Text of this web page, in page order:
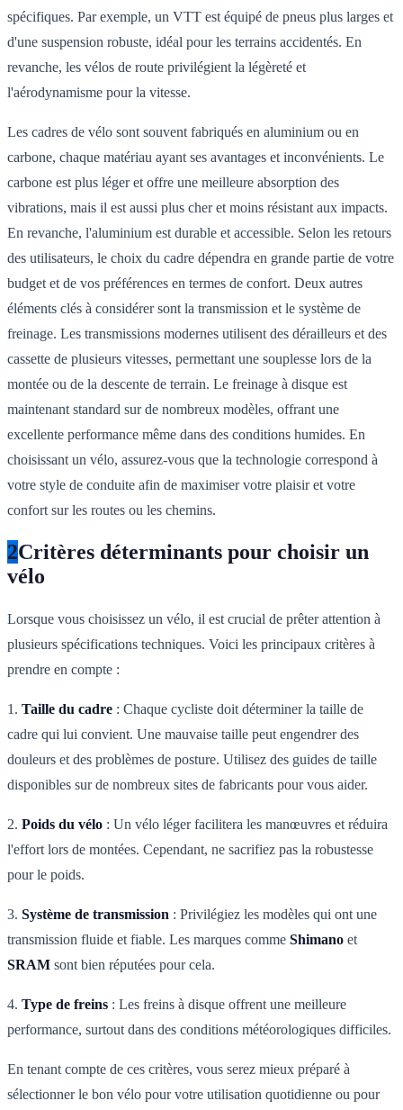
spécifiques. Par exemple, un VTT est équipé de pneus plus larges et
d'une suspension robuste, idéal pour les terrains accidentés. En
revanche, les vélos de route privilégient la légèreté et
l'aérodynamisme pour la vitesse.
Les cadres de vélo sont souvent fabriqués en aluminium ou en
carbone, chaque matériau ayant ses avantages et inconvénients. Le
carbone est plus léger et offre une meilleure absorption des
vibrations, mais il est aussi plus cher et moins résistant aux impacts.
En revanche, l'aluminium est durable et accessible. Selon les retours
des utilisateurs, le choix du cadre dépendra en grande partie de votre
budget et de vos préférences en termes de confort. Deux autres
éléments clés à considérer sont la transmission et le système de
freinage. Les transmissions modernes utilisent des dérailleurs et des
cassette de plusieurs vitesses, permettant une souplesse lors de la
montée ou de la descente de terrain. Le freinage à disque est
maintenant standard sur de nombreux modèles, offrant une
excellente performance même dans des conditions humides. En
choisissant un vélo, assurez-vous que la technologie correspond à
votre style de conduite afin de maximiser votre plaisir et votre
confort sur les routes ou les chemins.
2Critères déterminants pour choisir un
vélo
Lorsque vous choisissez un vélo, il est crucial de prêter attention à
plusieurs spécifications techniques. Voici les principaux critères à
prendre en compte :
1. Taille du cadre : Chaque cycliste doit déterminer la taille de
cadre qui lui convient. Une mauvaise taille peut engendrer des
douleurs et des problèmes de posture. Utilisez des guides de taille
disponibles sur de nombreux sites de fabricants pour vous aider.
2. Poids du vélo : Un vélo léger facilitera les manœuvres et réduira
l'effort lors de montées. Cependant, ne sacrifiez pas la robustesse
pour le poids.
3. Système de transmission : Privilégiez les modèles qui ont une
transmission fluide et fiable. Les marques comme Shimano et
SRAM sont bien réputées pour cela.
4. Type de freins : Les freins à disque offrent une meilleure
performance, surtout dans des conditions météorologiques difficiles.
En tenant compte de ces critères, vous serez mieux préparé à
sélectionner le bon vélo pour votre utilisation quotidienne ou pour